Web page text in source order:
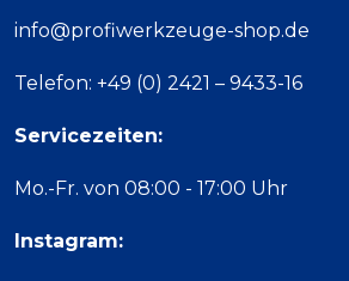
info@profiwerkzeuge-shop.de
Telefon: +49 (0) 2421 – 9433-16
Servicezeiten:
Mo.-Fr. von 08:00 - 17:00 Uhr
Instagram: